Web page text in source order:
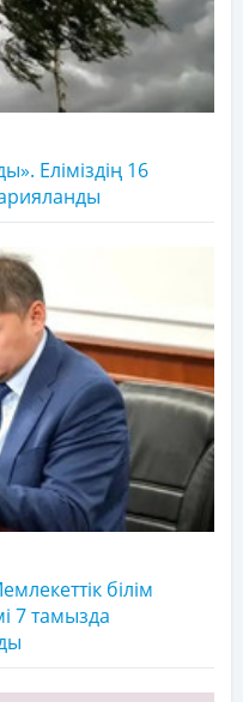
Еліміздің 16
білім
7 тамызда